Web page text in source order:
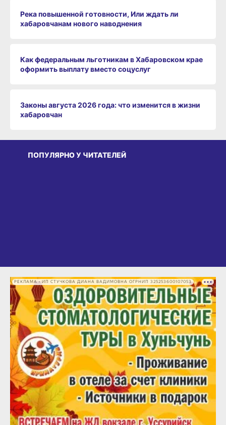
Река повышенной готовности, Или ждать ли
хабаровчанам нового наводнения
Как федеральным льготникам в Хабаровском крае
оформить выплату вместо соцуслуг
Законы августа 2026 года: что изменится в жизни
хабаровчан
ПОПУЛЯРНО У ЧИТАТЕЛЕЙ
РЕКЛАМА • ИП СТУЧКОВА ДИАНА ВАДИМОВНА ОГРНИП 325253600107053